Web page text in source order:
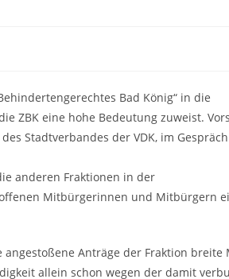
Bad König“ in die
ZBK eine hohe Bedeutung zuweist.
Stadtverbandes der VDK, im
anderen Fraktionen in der
Mitbürgerinnen und Mitbürgern
Anträge der Fraktion breite
allein schon wegen der damit